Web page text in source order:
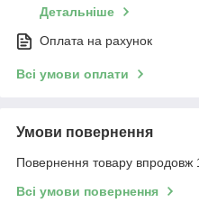
Детальніше
Оплата на рахунок
Всі умови оплати
Умови повернення
Повернення товару впродовж
Всі умови повернення